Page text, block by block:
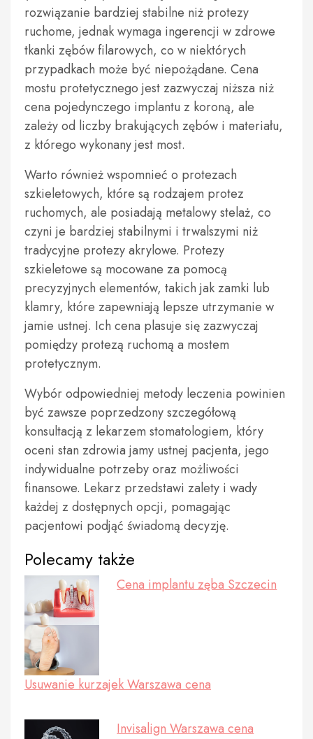
rozwiązanie bardziej stabilne niż protezy
ruchome, jednak wymaga ingerencji w zdrowe
tkanki zębów filarowych, co w niektórych
przypadkach może być niepożądane. Cena
mostu protetycznego jest zazwyczaj niższa niż
cena pojedynczego implantu z koroną, ale
zależy od liczby brakujących zębów i materiału,
z którego wykonany jest most.
Warto również wspomnieć o protezach
szkieletowych, które są rodzajem protez
ruchomych, ale posiadają metalowy stelaż, co
czyni je bardziej stabilnymi i trwalszymi niż
tradycyjne protezy akrylowe. Protezy
szkieletowe są mocowane za pomocą
precyzyjnych elementów, takich jak zamki lub
klamry, które zapewniają lepsze utrzymanie w
jamie ustnej. Ich cena plasuje się zazwyczaj
pomiędzy protezą ruchomą a mostem
protetycznym.
Wybór odpowiedniej metody leczenia powinien
być zawsze poprzedzony szczegółową
konsultacją z lekarzem stomatologiem, który
oceni stan zdrowia jamy ustnej pacjenta, jego
indywidualne potrzeby oraz możliwości
finansowe. Lekarz przedstawi zalety i wady
każdej z dostępnych opcji, pomagając
pacjentowi podjąć świadomą decyzję.
Polecamy także
Cena implantu zęba Szczecin
Usuwanie kurzajek Warszawa cena
Invisalign Warszawa cena